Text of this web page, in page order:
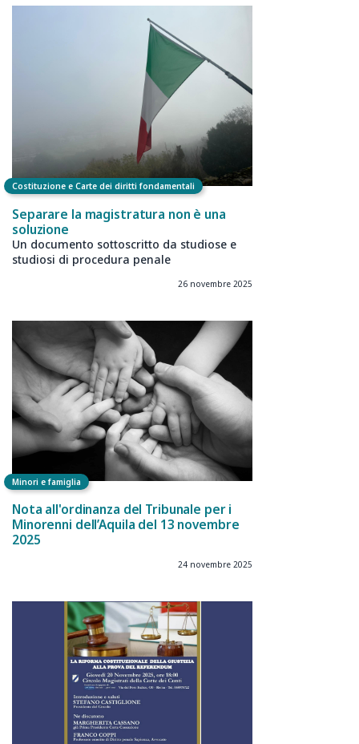
Costituzione e Carte dei diritti fondamentali
Separare la magistratura non è una
soluzione
Un documento sottoscritto da studiose e
studiosi di procedura penale
26 novembre 2025
Minori e famiglia
Nota all'ordinanza del Tribunale per i
Minorenni dell’Aquila del 13 novembre
2025
24 novembre 2025